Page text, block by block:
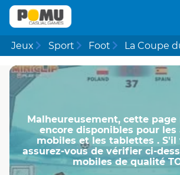
Jeux Sport Foot La Coupe
Malheureusement, cette page
encore disponibles pour les
mobiles et les tablettes . S'il
assurez-vous de vérifier ci-
mobiles de qualité